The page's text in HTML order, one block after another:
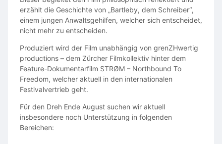
erzählt die Geschichte von „Bartleby, dem Schreiber“,
einem jungen Anwaltsgehilfen, welcher sich entscheidet,
nicht mehr zu entscheiden.
Produziert wird der Film unabhängig von grenZHwertig
productions – dem Zürcher Filmkollektiv hinter dem
Feature-Dokumentarfilm STRØM – Northbound To
Freedom, welcher aktuell in den internationalen
Festivalvertrieb geht.
Für den Dreh Ende August suchen wir aktuell
insbesondere noch Unterstützung in folgenden
Bereichen: